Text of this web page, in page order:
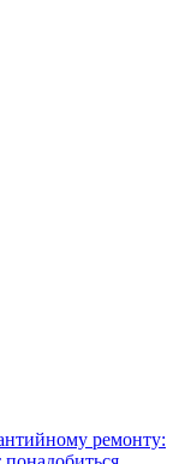
ремонту: